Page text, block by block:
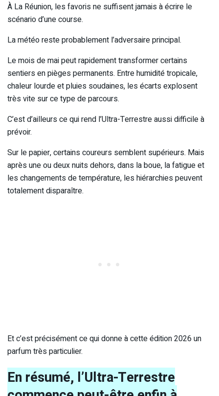
À La Réunion, les favoris ne suffisent jamais à écrire le
scénario d’une course.
La météo reste probablement l’adversaire principal.
Le mois de mai peut rapidement transformer certains
sentiers en pièges permanents. Entre humidité tropicale,
chaleur lourde et pluies soudaines, les écarts explosent
très vite sur ce type de parcours.
C’est d’ailleurs ce qui rend l’Ultra-Terrestre aussi difficile à
prévoir.
Sur le papier, certains coureurs semblent supérieurs. Mais
après une ou deux nuits dehors, dans la boue, la fatigue et
les changements de température, les hiérarchies peuvent
totalement disparaître.
Et c’est précisément ce qui donne à cette édition 2026 un
parfum très particulier.
En résumé, l’Ultra-Terrestre